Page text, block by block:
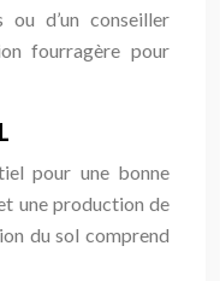
ou d’un conseiller
fourragère pour
pour une bonne
une production de
du sol comprend